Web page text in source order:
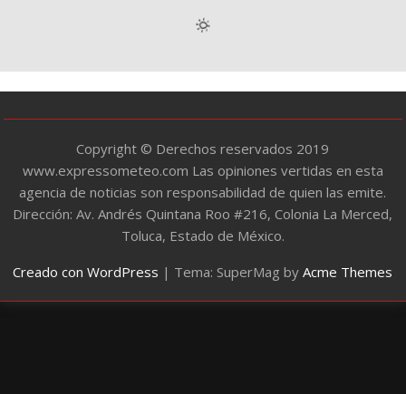
í
a
Copyright © Derechos reservados 2019
www.expressometeo.com Las opiniones vertidas en esta
agencia de noticias son responsabilidad de quien las emite.
Dirección: Av. Andrés Quintana Roo #216, Colonia La Merced,
Toluca, Estado de México.
Creado con WordPress | Tema: SuperMag byAcme Themes